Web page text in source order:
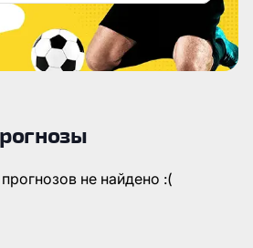
не найдено :(